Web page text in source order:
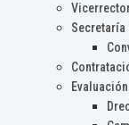
Secretaría